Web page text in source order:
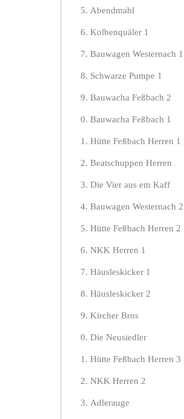
Abendmahl
Kolbenquäler 1
Bauwagen Westernach 1
Schwarze Pumpe 1
Bauwacha Feßbach 2
Bauwacha Feßbach 1
Hütte Feßbach Herren 1
Beatschuppen Herren
Die Vier aus em Kaff
Bauwagen Westernach 2
Hütte Feßbach Herren 2
NKK Herren 1
Häusleskicker 1
Häusleskicker 2
Kircher Bros
Die Neusiedler
Hütte Feßbach Herren 3
NKK Herren 2
Adlerauge